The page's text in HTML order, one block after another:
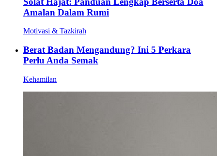
Amalan Dalam Rumi
Motivasi & Tazkirah
Berat Badan Mengandung? Ini 5 Perkara
Perlu Anda Semak
Kehamilan